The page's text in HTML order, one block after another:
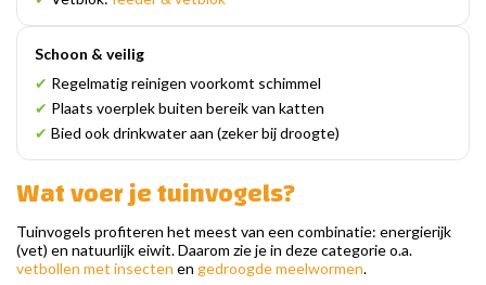
Schoon & veilig
✔ Regelmatig reinigen voorkomt schimmel
✔ Plaats voerplek buiten bereik van katten
✔ Bied ook drinkwater aan (zeker bij droogte)
Wat voer je tuinvogels?
Tuinvogels profiteren het meest van een combinatie: energierijk
(vet) en natuurlijk eiwit. Daarom zie je in deze categorie o.a.
vetbollen met insecten en gedroogde meelwormen.